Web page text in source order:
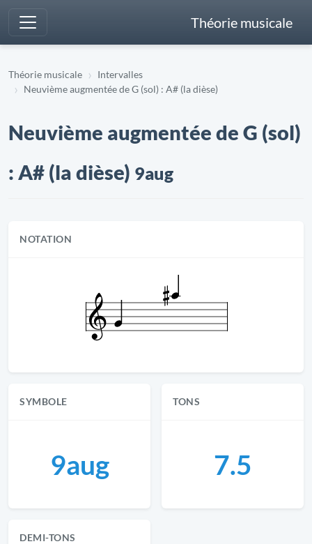
Théorie musicale
Théorie musicale
Intervalles
Neuvième augmentée de G (sol) : A# (la dièse)
Neuvième augmentée de G (sol)
: A# (la dièse) 9aug
NOTATION
SYMBOLE
9aug
TONS
7.5
DEMI-TONS